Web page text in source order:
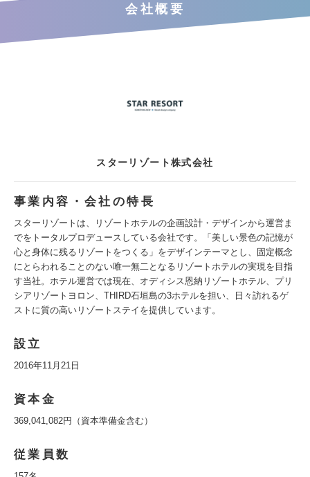
会社概要
スターリゾート株式会社
事業内容・会社の特長
スターリゾートは、リゾートホテルの企画設計・デザインから運営ま
でをトータルプロデュースしている会社です。「美しい景色の記憶が
心と身体に残るリゾートをつくる」をデザインテーマとし、固定概念
にとらわれることのない唯一無二となるリゾートホテルの実現を目指
す当社。ホテル運営では現在、オディシス恩納リゾートホテル、プリ
シアリゾートヨロン、THIRD石垣島の3ホテルを担い、日々訪れるゲ
ストに質の高いリゾートステイを提供しています。
設立
2016年11月21日
資本金
369,041,082円（資本準備金含む）
従業員数